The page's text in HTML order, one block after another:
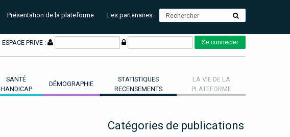
Présentation de la plateforme Les partenaires
ESPACE PRIVE :
SANTÉ
HANDICAP
DÉMOGRAPHIE
STATISTIQUES
RECENSEMENTS
LA VIE DE LA
PLATEFORME
Catégories de publications